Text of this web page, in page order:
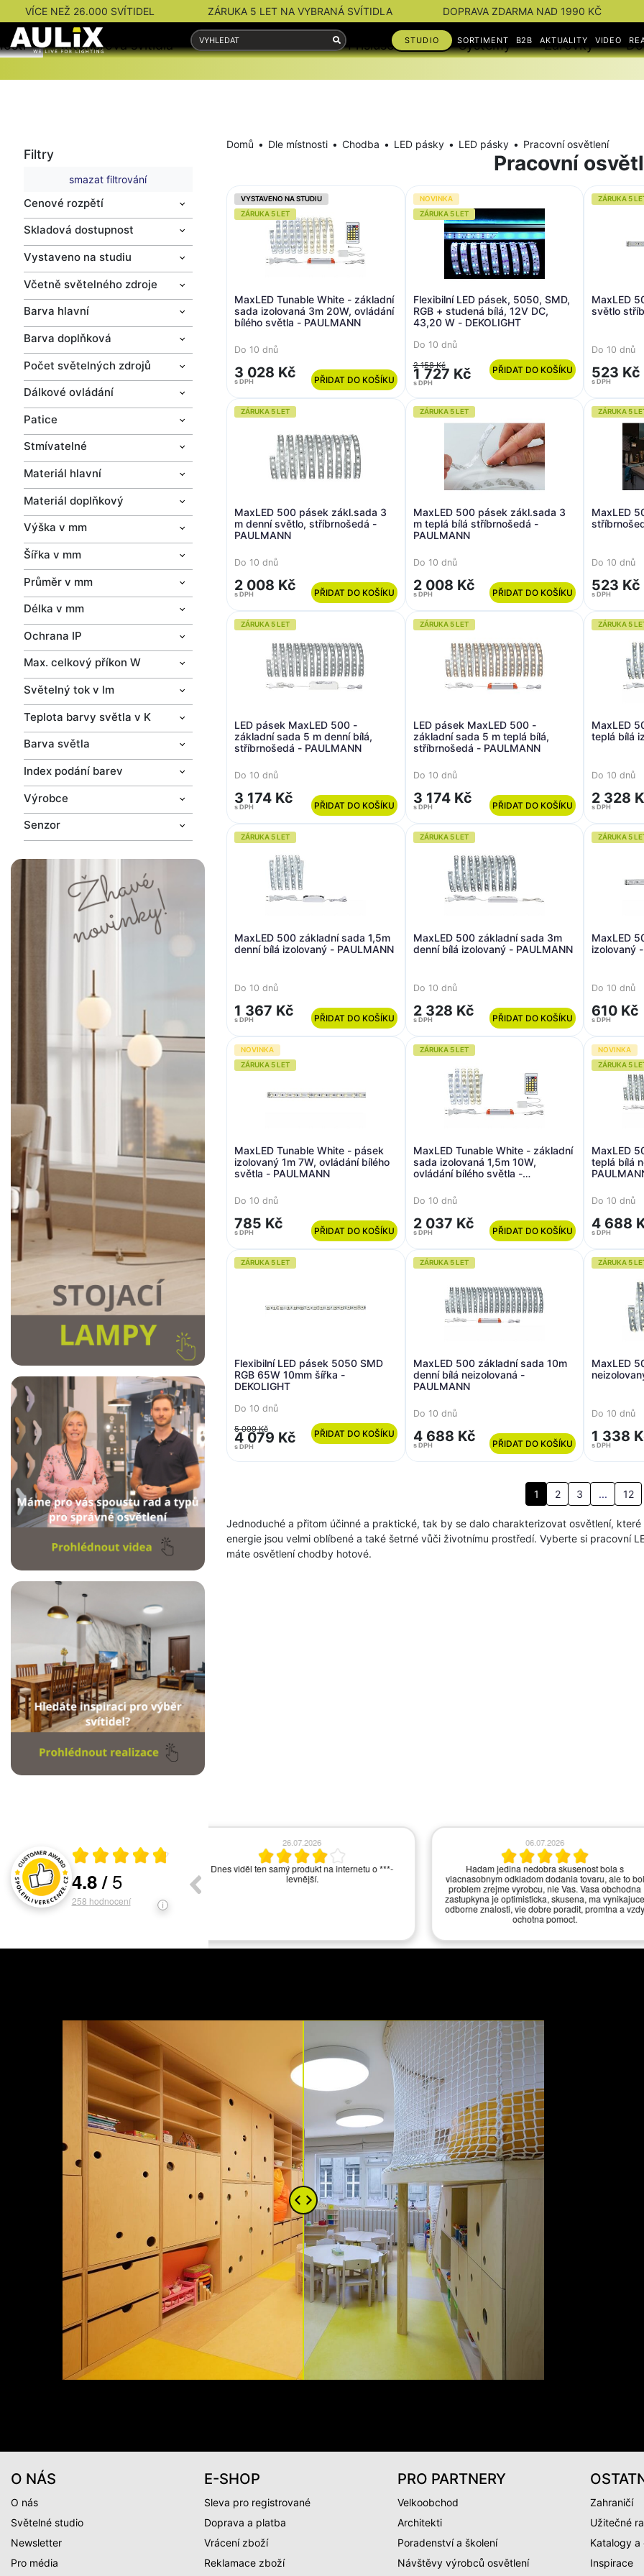
VÍCE NEŽ 26.000 SVÍTIDEL ZÁRUKA 5 LET NA VYBRANÁ SVÍTIDLA DOPRAVA ZDARMA NAD 1990 KČ
STUDIO SORTIMENT B2B AKTUALITY VIDEO
Interiérová svítidla Venkovní svítidla Příslušenství Systémy Žárovky
Filtry
smazat filtrování
Cenové rozpětí
Skladová dostupnost
Vystaveno na studiu
Včetně světelného zdroje
Barva hlavní
Barva doplňková
Počet světelných zdrojů
Dálkové ovládání
Patice
Stmívatelné
Materiál hlavní
Materiál doplňkový
Výška v mm
Šířka v mm
Průměr v mm
Délka v mm
Ochrana IP
Max. celkový příkon W
Světelný tok v lm
Teplota barvy světla v K
Barva světla
Index podání barev
Výrobce
Senzor
Domů Dle místnosti Chodba LED pásky LED pásky Pracovní osvětlení
Pracovní
VYSTAVENO NA STUDIU
ZÁRUKA 5 LET
MaxLED Tunable White - základní
sada izolovaná 3m 20W, ovládání
bílého světla - PAULMANN
Do 10 dnů
3 028 Kč
s DPH PŘIDAT DO KOŠÍKU
NOVINKA
ZÁRUKA 5 LET
Flexibilní LED pásek, 5050, SMD,
RGB + studená bílá, 12V DC,
43,20 W - DEKOLIGHT
Do 10 dnů
2 158 Kč
1 727 Kč
s DPH
PŘIDAT DO KOŠÍKU
ZÁRUKA 5
MaxLED
světlo
Do 10 dnů
523 Kč
s DPH
ZÁRUKA 5 LET
MaxLED 500 pásek zákl.sada 3
m denní světlo, stříbrnošedá -
PAULMANN
Do 10 dnů
2 008 Kč
s DPH PŘIDAT DO KOŠÍKU
ZÁRUKA 5 LET
MaxLED 500 pásek zákl.sada 3
m teplá bílá stříbrnošedá -
PAULMANN
Do 10 dnů
2 008 Kč
s DPH PŘIDAT DO KOŠÍKU
ZÁRUKA 5
MaxLED
Do 10 dnů
523 Kč
s DPH
ZÁRUKA 5 LET
LED pásek MaxLED 500 -
základní sada 5 m denní bílá,
stříbrnošedá - PAULMANN
Do 10 dnů
3 174 Kč
s DPH PŘIDAT DO KOŠÍKU
ZÁRUKA 5 LET
LED pásek MaxLED 500 -
základní sada 5 m teplá bílá,
stříbrnošedá - PAULMANN
Do 10 dnů
3 174 Kč
s DPH PŘIDAT DO KOŠÍKU
ZÁRUKA 5
MaxLED
teplá bílá
Do 10 dnů
2 328
s DPH
ZÁRUKA 5 LET
MaxLED 500 základní sada 1,5m
denní bílá izolovaný - PAULMANN
Do 10 dnů
1 367 Kč
s DPH PŘIDAT DO KOŠÍKU
ZÁRUKA 5 LET
MaxLED 500 základní sada 3m
denní bílá izolovaný - PAULMANN
Do 10 dnů
2 328 Kč
s DPH PŘIDAT DO KOŠÍKU
ZÁRUKA 5
MaxLED
izolovaný
Do 10 dnů
610 Kč
s DPH
NOVINKA
ZÁRUKA 5 LET
MaxLED Tunable White - pásek
izolovaný 1m 7W, ovládání bílého
světla - PAULMANN
Do 10 dnů
785 Kč
s DPH PŘIDAT DO KOŠÍKU
ZÁRUKA 5 LET
MaxLED Tunable White - základní
sada izolovaná 1,5m 10W,
ovládání bílého světla -
Do 10 dnů
2 037 Kč
s DPH PŘIDAT DO KOŠÍKU
NOVINKA
ZÁRUKA 5
MaxLED
teplá bílá
Do 10 dnů
4 688
s DPH
ZÁRUKA 5 LET
Flexibilní LED pásek 5050 SMD
RGB 65W 10mm šířka -
DEKOLIGHT
Do 10 dnů
5 099 Kč
4 079 Kč
s DPH
PŘIDAT DO KOŠÍKU
ZÁRUKA 5 LET
MaxLED 500 základní sada 10m
denní bílá neizolovaná -
PAULMANN
Do 10 dnů
4 688 Kč
s DPH PŘIDAT DO KOŠÍKU
ZÁRUKA 5
MaxLED
Do 10 dnů
1 338
s DPH
1 2 3 ... 12
Jednoduché a přitom účinné a praktické, tak by se dalo charakterizovat osvětlení,
energie jsou velmi oblíbené a také šetrné vůči životnímu prostředí. Vyberte si pracovní
máte osvětlení chodby hotové.
Hodnocení a recenze zákazníků
Průměrné hodnocení 4.8 z 5
4.8/5
258 hodnocení
13.06.2026
Asi nejlepší světelné studio v Praze a okolí. Velmi
ochotný personál. Velké množství vystavených
10.06.2026
Ano, jste vzorový obchod.
O NÁS
O nás
Světelné studio
Newsletter
Pro média
E-SHOP
Sleva pro registrované
Doprava a platba
Vrácení zboží
Reklamace zboží
PRO PARTNERY
Velkoobchod
Architekti
Poradenství a školení
Návštěvy výrobců osvětlení
Zahraničí
Užitečné
Katalogy a
Inspirace